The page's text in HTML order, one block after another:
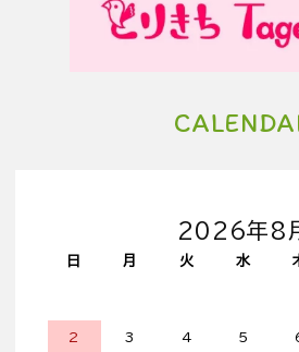
2026年8
日 月 火 水
2 3 4 5